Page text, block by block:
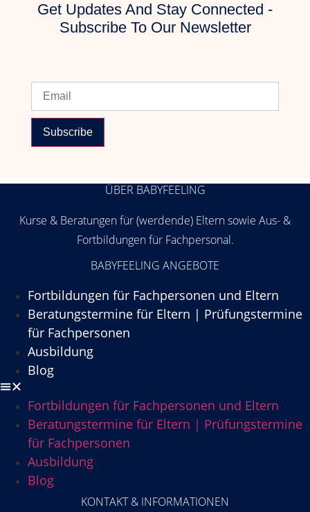
Get Updates And Stay Connected -
Subscribe To Our Newsletter
Subscribe
ÜBER BABYFEELING
Kurse & Beratungen für (werdende) Eltern sowie Aus- &
Fortbildungen für Fachpersonal.
BABYFEELING ANGEBOTE
Fortbildungen für Fachpersonen und Eltern
Beratungstermine für Eltern | Prüfungstermine
für Fachpersonen
Ausbildung
Blog
Fortbildungen für Fachpersonen und Eltern
Beratungstermine für Eltern | Prüfungstermine
für Fachpersonen
Ausbildung
Blog
KONTAKT & INFORMATIONEN